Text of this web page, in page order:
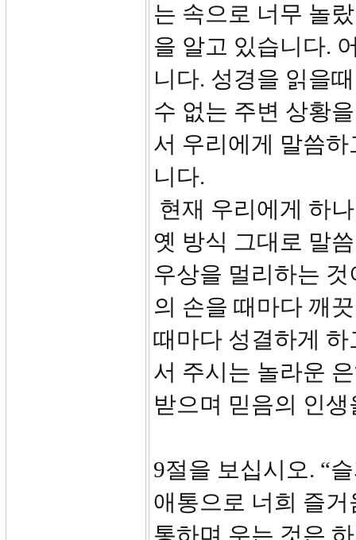
는 속으로 너무 놀
을 알고 있습니다.
니다. 성경을 읽을
수 없는 주변 상황
서 우리에게 말씀
니다.
현재 우리에게 하
옛 방식 그대로 말
우상을 멀리하는
의 손을 때마다 깨
때마다 성결하게
서 주시는 놀라운
받으며 믿음의 인
9절을 보십시오. “
애통으로 너희 즐
통하며 우는 것은